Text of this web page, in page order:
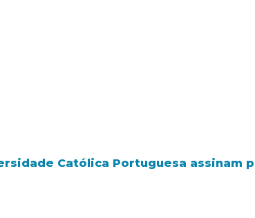
Católica Portuguesa assinam